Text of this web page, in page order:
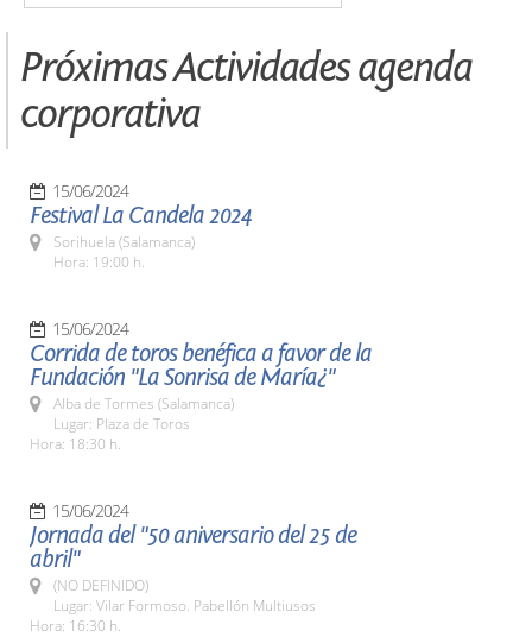
Próximas Actividades agenda
corporativa
15/06/2024
Festival La Candela 2024
Sorihuela (Salamanca)
Hora: 19:00 h.
15/06/2024
Corrida de toros benéfica a favor de la
Fundación "La Sonrisa de María¿"
Alba de Tormes (Salamanca)
Lugar: Plaza de Toros
Hora: 18:30 h.
15/06/2024
Jornada del "50 aniversario del 25 de
abril"
(NO DEFINIDO)
Lugar: Vilar Formoso. Pabellón Multiusos
Hora: 16:30 h.